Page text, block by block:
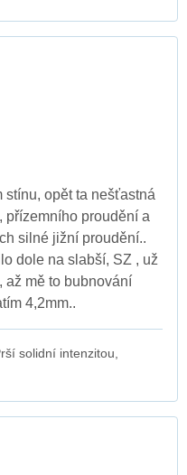
stínu, opět ta nešťastná
přízemního proudění a
silné jižní proudění..
dole na slabší, SZ , už
až mě to bubnování
4,2mm..
solidní intenzitou,